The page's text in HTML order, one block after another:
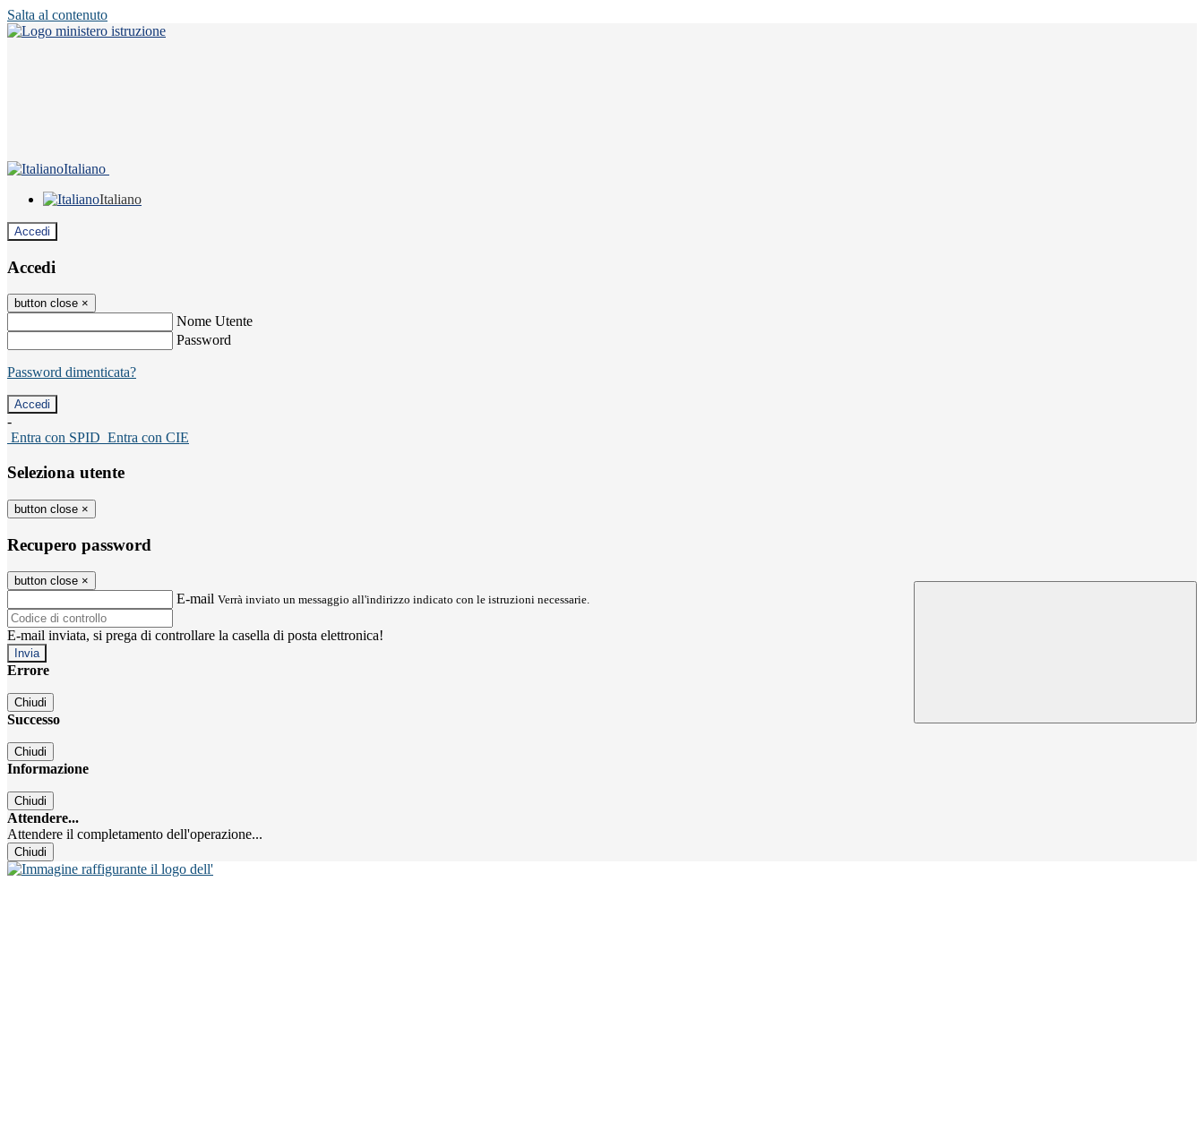
Salta al contenuto
Italiano
Italiano
Accedi
Accedi
button close ×
Nome Utente
Password
Password dimenticata?
-
Entra con SPID Entra con CIE
Seleziona utente
button close ×
Recupero password
button close ×
E-mail Verrà inviato un messaggio all'indirizzo indicato con le istruzioni necessarie.
E-mail inviata, si prega di controllare la casella di posta elettronica!
Errore
Chiudi
Successo
Chiudi
Informazione
Chiudi
Attendere...
Attendere il completamento dell'operazione...
Chiudi